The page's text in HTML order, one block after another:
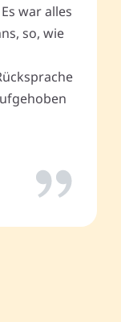
war alles
so, wie